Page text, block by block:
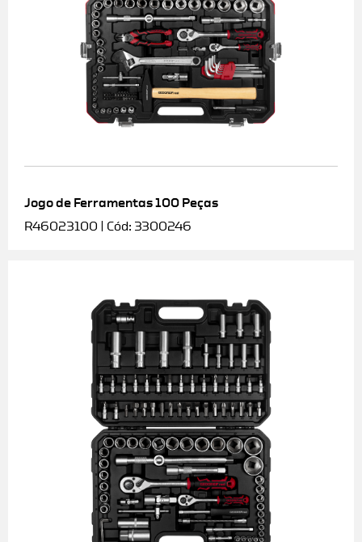
Jogo de Ferramentas 100 Peças
R46023100 | Cód: 3300246